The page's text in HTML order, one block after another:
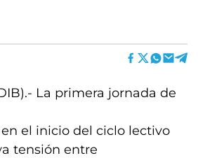
La primera jornada de
el inicio del ciclo lectivo
tensión entre